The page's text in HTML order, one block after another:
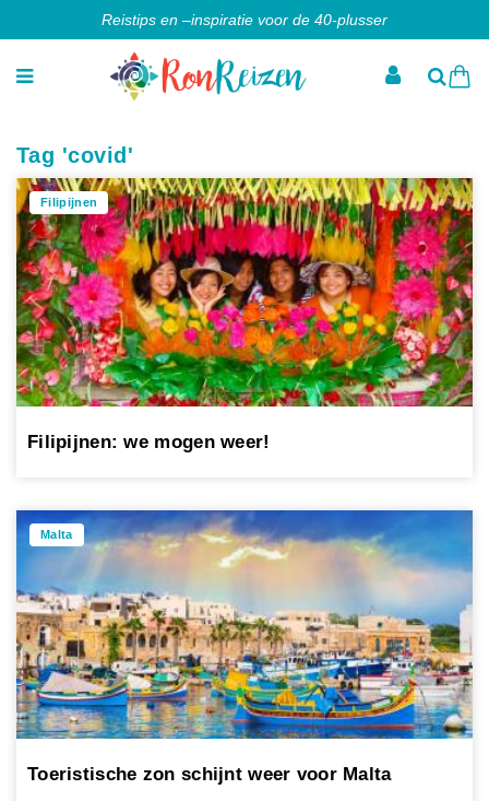
Reistips en –inspiratie voor de 40-plusser
Tag 'covid'
Filipijnen
Filipijnen: we mogen weer!
Malta
Toeristische zon schijnt weer voor Malta